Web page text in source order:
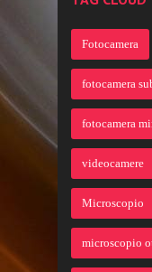
Fotocamera
fotocamera
fotocamera
videocamere
Microscopio
microscopio